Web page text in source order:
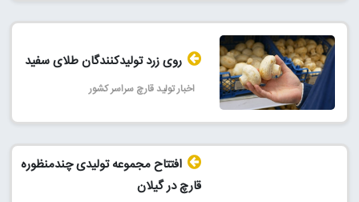
روی زرد تولیدکنندگان طلای سفید
اخبار تولید قارچ سراسر کشور
افتتاح مجموعه تولیدی چندمنظوره
قارچ در گیلان